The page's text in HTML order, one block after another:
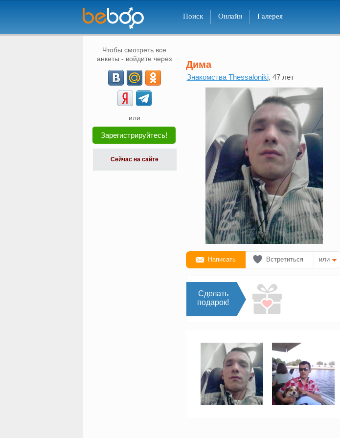
Поиск Онлайн Галерея
Чтобы смотреть все
анкеты - войдите через
или
Зарегистрируйтесь!
Сейчас на сайте
Дима
Знакомства Thessaloniki, 47 лет
Написать Встретиться или
Сделать
подарок!